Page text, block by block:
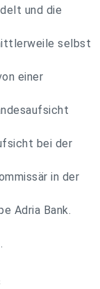
und die
selbst
einer
bei der
in der
Adria Bank.